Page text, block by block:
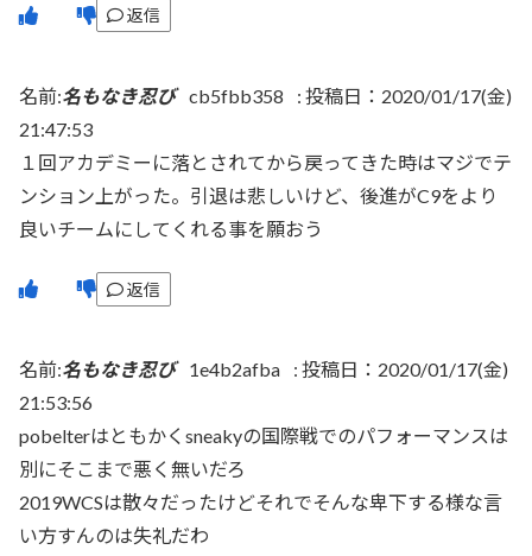
返信
名前:名もなき忍び cb5fbb358 : 投稿日：2020/01/17(金)
21:47:53
１回アカデミーに落とされてから戻ってきた時はマジでテ
ンション上がった。引退は悲しいけど、後進がC9をより
良いチームにしてくれる事を願おう
返信
名前:名もなき忍び 1e4b2afba : 投稿日：2020/01/17(金)
21:53:56
pobelterはともかくsneakyの国際戦でのパフォーマンスは
別にそこまで悪く無いだろ
2019WCSは散々だったけどそれでそんな卑下する様な言
い方すんのは失礼だわ